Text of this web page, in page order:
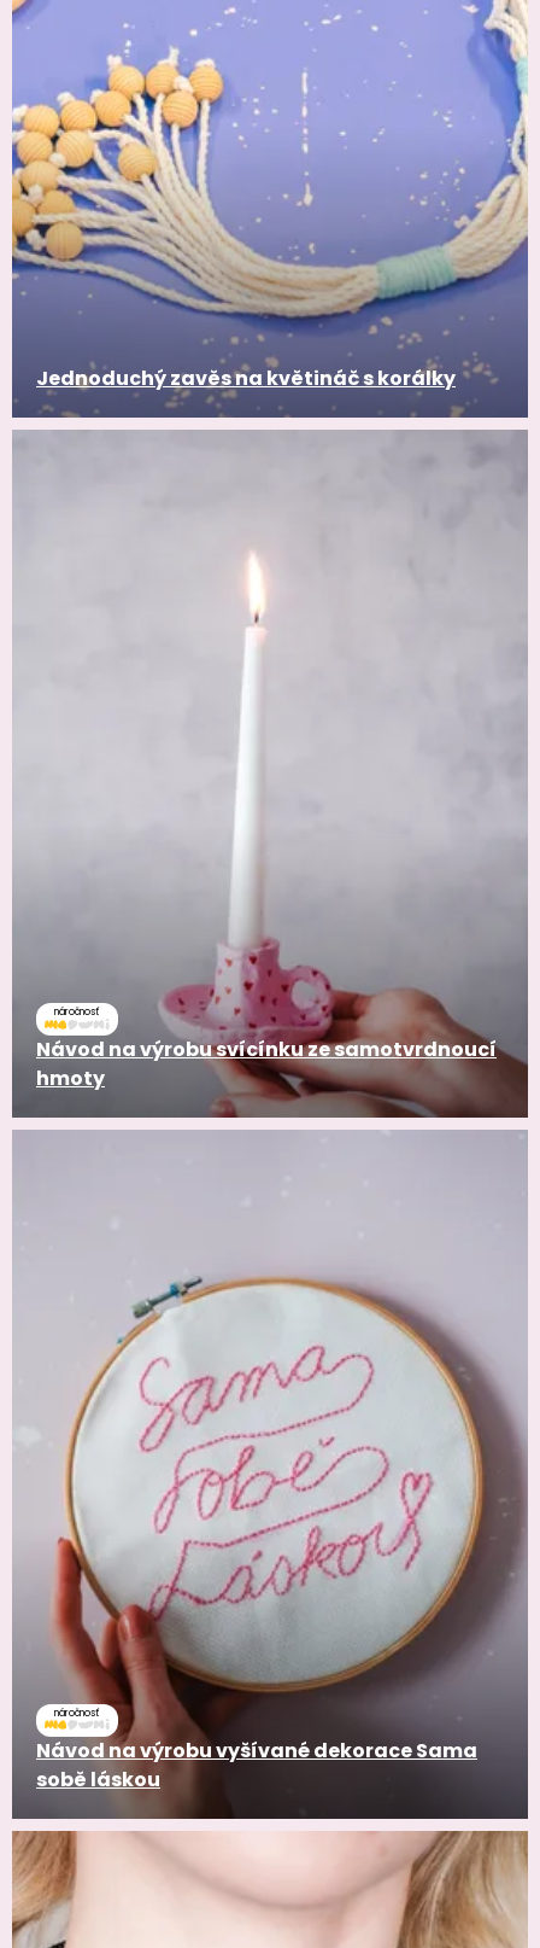
Jednoduchý zavěs na květináč s korálky
náročnosť
Návod na výrobu svícínku ze samotvrdnoucí
hmoty
náročnosť
Návod na výrobu vyšívané dekorace Sama
sobě láskou